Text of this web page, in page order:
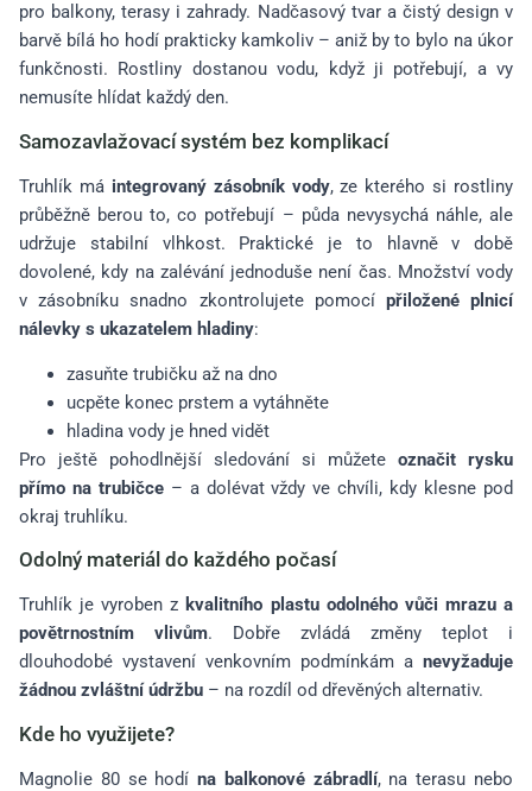
pro balkony, terasy i zahrady. Nadčasový tvar a čistý design v
barvě bílá ho hodí prakticky kamkoliv – aniž by to bylo na úkor
funkčnosti. Rostliny dostanou vodu, když ji potřebují, a vy
nemusíte hlídat každý den.
Samozavlažovací systém bez komplikací
Truhlík má integrovaný zásobník vody, ze kterého si rostliny
průběžně berou to, co potřebují – půda nevysychá náhle, ale
udržuje stabilní vlhkost. Praktické je to hlavně v době
dovolené, kdy na zalévání jednoduše není čas. Množství vody
v zásobníku snadno zkontrolujete pomocí přiložené plnicí
nálevky s ukazatelem hladiny:
zasuňte trubičku až na dno
ucpěte konec prstem a vytáhněte
hladina vody je hned vidět
Pro ještě pohodlnější sledování si můžete označit rysku
přímo na trubičce– a dolévat vždy ve chvíli, kdy klesne pod
okraj truhlíku.
Odolný materiál do každého počasí
Truhlík je vyroben z kvalitního plastu odolného vůči mrazu a
povětrnostním vlivům. Dobře zvládá změny teplot i
dlouhodobé vystavení venkovním podmínkám a nevyžaduje
žádnou zvláštní údržbu – na rozdíl od dřevěných alternativ.
Kde ho využijete?
Magnolie 80 se hodína balkonové zábradlí, na terasu nebo